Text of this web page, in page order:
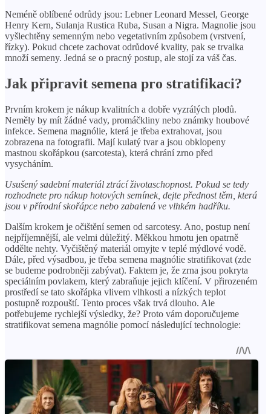
Neméně oblíbené odrůdy jsou: Lebner Leonard Messel, George
Henry Kern, Sulanja Rustica Ruba, Susan a Nigra. Magnolie jsou
vyšlechtěny semenným nebo vegetativním způsobem (vrstvení,
řízky). Pokud chcete zachovat odrůdové kvality, pak se trvalka
množí semeny. Jedná se o pracný postup, ale stojí za váš čas.
Jak připravit semena pro stratifikaci?
Prvním krokem je nákup kvalitních a dobře vyzrálých plodů.
Neměly by mít žádné vady, promáčkliny nebo známky houbové
infekce. Semena magnólie, která je třeba extrahovat, jsou
zobrazena na fotografii. Mají kulatý tvar a jsou obklopeny
mastnou skořápkou (sarcotesta), která chrání zrno před
vysycháním.
Usušený sadební materiál ztrácí životaschopnost. Pokud se tedy
rozhodnete pro nákup hotových semínek, dejte přednost těm, která
jsou v přírodní skořápce nebo zabalená ve vlhkém hadříku.
Dalším krokem je očištění semen od sarcotesy. Ano, postup není
nejpříjemnější, ale velmi důležitý. Měkkou hmotu jen opatrně
oddělte nehty. Vyčištěný materiál omyjte v teplé mýdlové vodě.
Dále, před výsadbou, je třeba semena magnólie stratifikovat (zde
se budeme podrobněji zabývat). Faktem je, že zrna jsou pokryta
speciálním povlakem, který zabraňuje jejich klíčení. V přirozeném
prostředí se tato skořápka vlivem vlhkosti a nízkých teplot
postupně rozpouští. Tento proces však trvá dlouho. Ale
potřebujeme rychlejší výsledky, že? Proto vám doporučujeme
stratifikovat semena magnólie pomocí následující technologie: